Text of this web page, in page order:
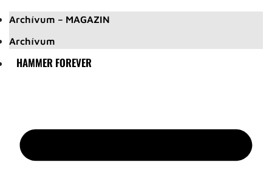
Archívum – MAGAZIN
Archívum
HAMMER FOREVER